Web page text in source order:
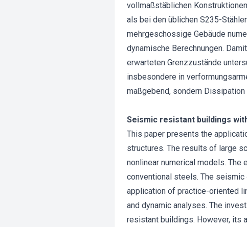
vollmaßstäblichen
als bei den üblichen S235-
mehrgeschossige Gebäude
dynamische Berechnungen.
erwarteten Grenzzustände
insbesondere in
maßgebend, sondern
Seismic resistant buildings
This paper presents the
structures. The results of large
nonlinear numerical models.
conventional steels. The
application of practice-oriented
and dynamic analyses. The
resistant buildings. However, its